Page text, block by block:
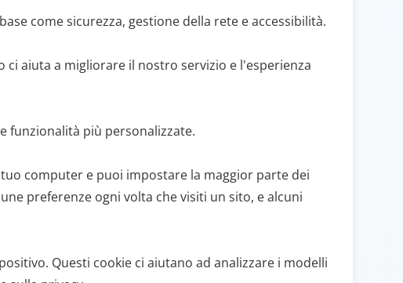
come sicurezza, gestione della rete e accessibilità.
aiuta a migliorare il nostro servizio e l'esperienza
funzionalità più personalizzate.
computer e puoi impostare la maggior parte dei
preferenze ogni volta che visiti un sito, e alcuni
Questi cookie ci aiutano ad analizzare i modelli